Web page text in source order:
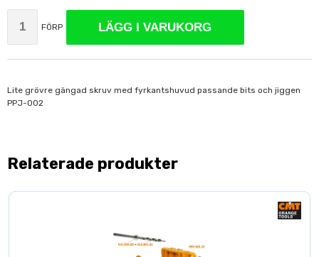
FÖRP LÄGG I VARUKORG
Lite grövre gängad skruv med fyrkantshuvud passande bits och jiggen
PPJ-002
Relaterade produkter